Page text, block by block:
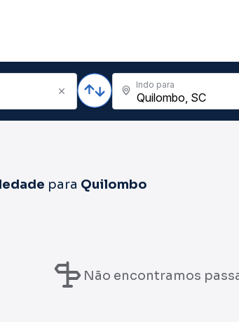
Indo para
para Quilombo
Não encontramos